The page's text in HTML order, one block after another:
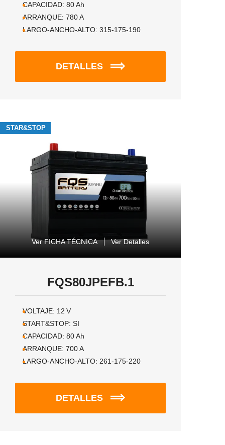
CAPACIDAD: 80Ah
ARRANQUE: 780A
LARGO-ANCHO-ALTO: 315-175-190
DETALLES
STAR&STOP
Ver FICHA TÉCNICA Ver Detalles
FQS80JPEFB.1
VOLTAJE: 12 V
START&STOP: SI
CAPACIDAD: 80Ah
ARRANQUE: 700A
LARGO-ANCHO-ALTO: 261-175-220
DETALLES